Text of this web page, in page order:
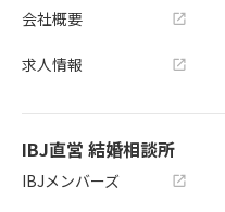
会社概要
求人情報
IBJ直営 結婚相談所
IBJメンバーズ